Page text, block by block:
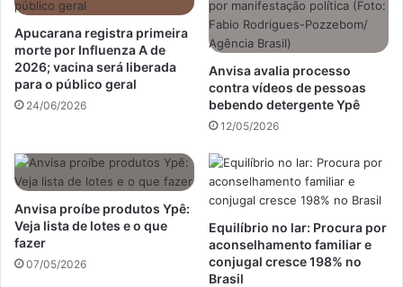
Apucarana registra primeira
morte por Influenza A de
2026; vacina será liberada
para o público geral
24/06/2026
Anvisa avalia processo
contra vídeos de pessoas
bebendo detergente Ypê
12/05/2026
Anvisa proíbe produtos Ypê:
Veja lista de lotes e o que
fazer
07/05/2026
Equilíbrio no lar: Procura por
aconselhamento familiar e
conjugal cresce 198% no
Brasil